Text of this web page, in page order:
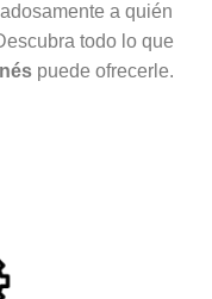
a quién
todo lo que
puede ofrecerle.